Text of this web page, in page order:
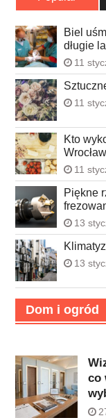
Biel
długie
11
11
Kto
11
Piękne
13
13
Dom i ogród
co